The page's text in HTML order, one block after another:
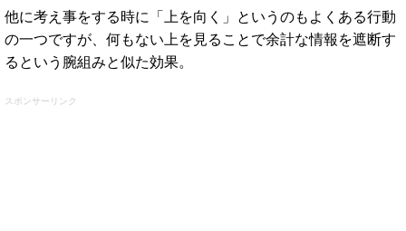
他に考え事をする時に「上を向く」というのもよくある行動
の一つですが、何もない上を見ることで余計な情報を遮断す
るという腕組みと似た効果。
スポンサーリンク